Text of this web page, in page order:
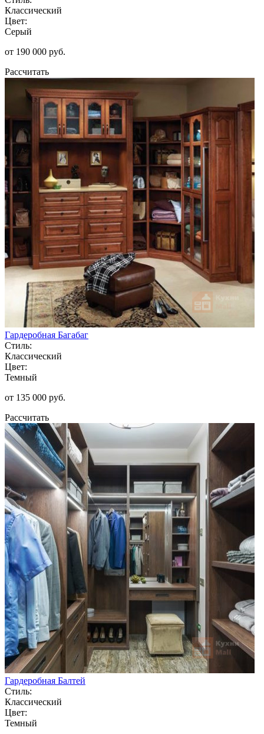
Классический
Цвет:
Серый
от 190 000 руб.
Рассчитать
Гардеробная Багабаг
Стиль:
Классический
Цвет:
Темный
от 135 000 руб.
Рассчитать
Гардеробная Балтей
Стиль:
Классический
Цвет:
Темный